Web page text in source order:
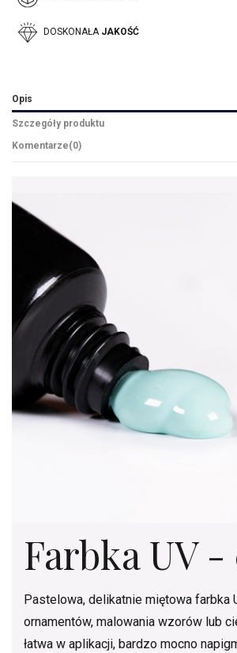
DOSKONAŁA JAKOŚĆ
Opis
Szczegóły produktu
Komentarze(0)
Farbka UV -
Pastelowa, delikatnie miętowa farbka
ornamentów, malowania wzorów lub
łatwa w aplikacji, bardzo mocno